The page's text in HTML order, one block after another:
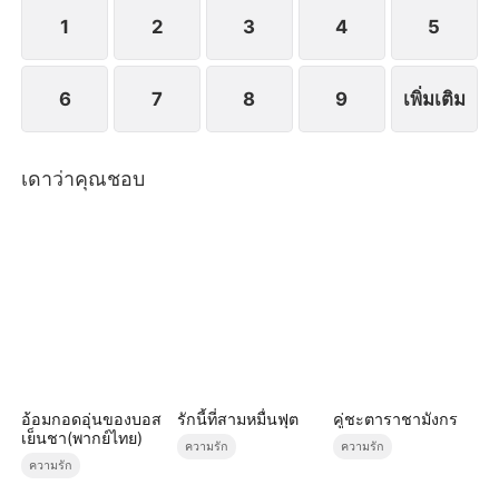
1 2 3 4 5
6 7 8 9 เพิ่มเติม
เดาว่าคุณชอบ
อ้อมกอดอุ่นของบอส
เย็นชา(พากย์ไทย)
ความรัก
รักนี้ที่สามหมื่นฟุต
ความรัก
คู่ชะตาราชามังกร
ความรัก